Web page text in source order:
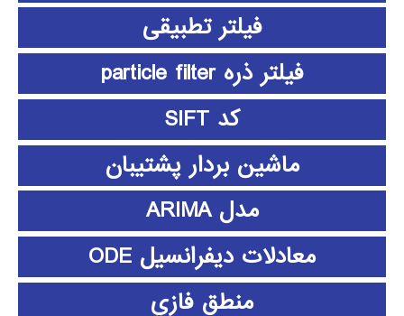
فیلتر تطبیقی
فیلتر ذره particle filter
کد SIFT
ماشین بردار پشتیبان
مدل ARIMA
معادلات دیفرانسیل ODE
منطق فازي